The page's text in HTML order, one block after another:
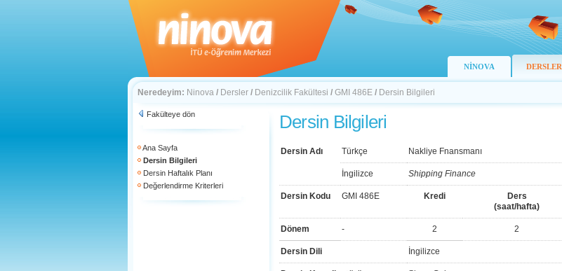
NİNOVA DERSLER
Neredeyim: Ninova / Dersler / Denizcilik Fakültesi / GMI 486E / Dersin Bilgileri
Fakülteye dön
Ana Sayfa
Dersin Bilgileri
Dersin Haftalık Planı
Değerlendirme Kriterleri
Dersin Bilgileri
Dersin Adı Türkçe Nakliye Fnansmanı
İngilizce Shipping Finance
Dersin Kodu GMI 486E Kredi
Ders
(saat/hafta)
Dönem - 2 2
Dersin Dili İngilizce